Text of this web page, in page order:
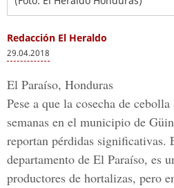
Redacción El Heraldo
29.04.2018
El Paraíso, Honduras
Pese a que la cosecha de cebolla
semanas en el municipio de
reportan pérdidas significativas.
departamento de El Paraíso, es
productores de hortalizas, pero